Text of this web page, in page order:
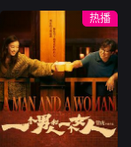
满谜团的才能“召唤
士”的能力，以及前
世的知识，一次次
突破死线的亚莲，
虽出身农奴，却得
以成为贵族格兰威
尔家的“客人”。 而
新的舞台——拉塔
李蔓瑄
穷途末路的天才少
年刘全龙（彭昱畅
饰），被偏执富家
公子陈伦（丁禹兮
饰）选中，被迫踏
入一场为他量身打
热播